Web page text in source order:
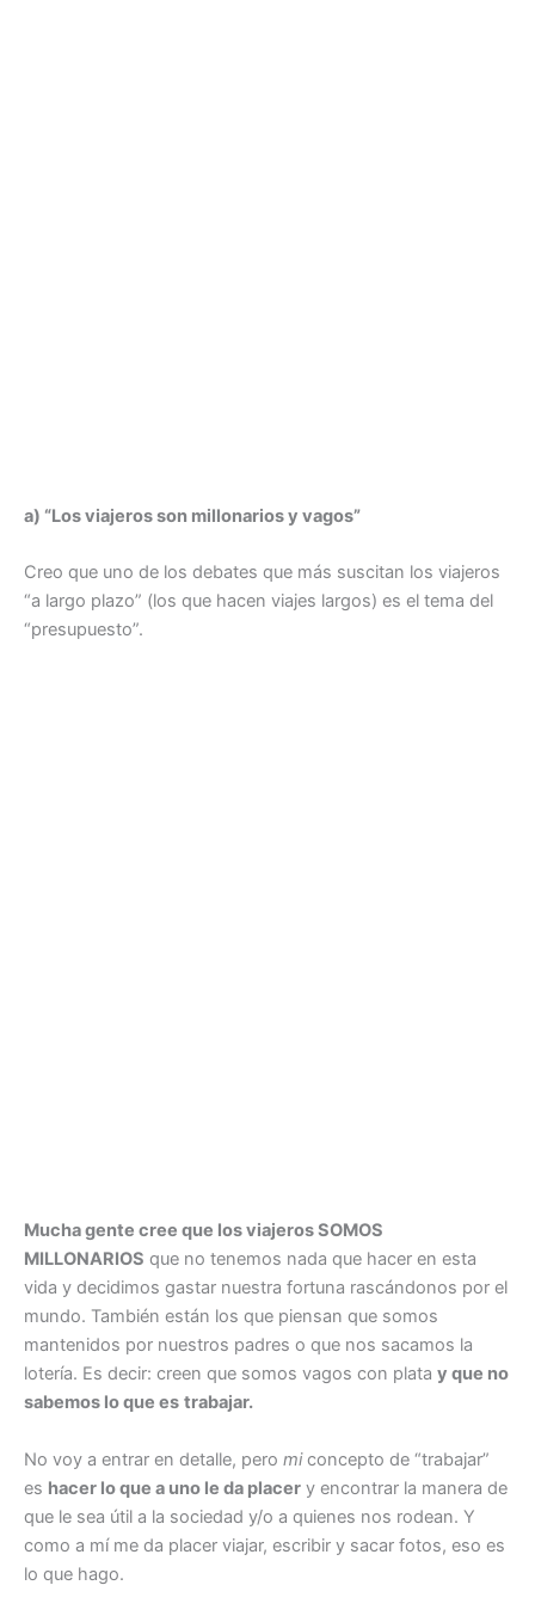
a) “Los viajeros son millonarios y vagos”
Creo que uno de los debates que más suscitan los viajeros
“a largo plazo” (los que hacen viajes largos) es el tema del
“presupuesto”.
Mucha gente cree que los viajeros SOMOS
MILLONARIOS que no tenemos nada que hacer en esta
vida y decidimos gastar nuestra fortuna rascándonos por el
mundo. También están los que piensan que somos
mantenidos por nuestros padres o que nos sacamos la
lotería. Es decir: creen que somos vagos con plata y que no
sabemos lo que es trabajar.
No voy a entrar en detalle, pero miconcepto de “trabajar”
es hacer lo que a uno le da placer y encontrar la manera de
que le sea útil a la sociedad y/o a quienes nos rodean. Y
como a mí me da placer viajar, escribir y sacar fotos, eso es
lo que hago.